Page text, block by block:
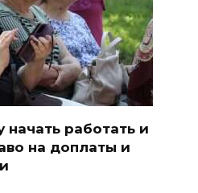
начать работать и
на доплаты и